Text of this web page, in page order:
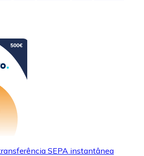
SEPA instantânea